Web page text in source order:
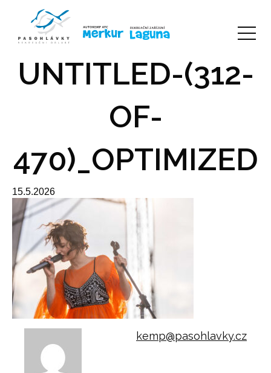
UNTITLED-(312-
OF-
470)_OPTIMIZED
15.5.2026
kemp@pasohlavky.cz